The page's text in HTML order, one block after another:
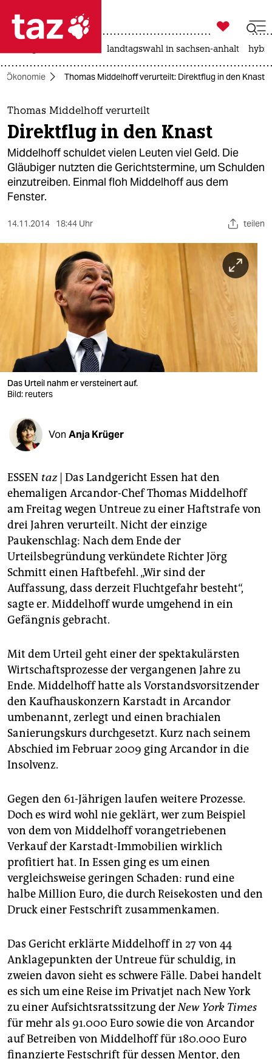
 taz zahl ich
taz zahl ich
themen
politik
öko
gesellschaft
kultur
sport
berlin
wahrheit
verlag
verlag
shop
fragen & hilfe
unterstützen
abo
genossenschaft
epaper login

taz zahl ich
landtagswahl in sachsen-anhalt
Ökonomie Thomas Middelhoff verurteilt: Direktflug in den Knast
Thomas Middelhoff verurteilt
Direktflug in den Knast
Middelhoff schuldet vielen Leuten viel Geld. Die
Gläubiger nutzten die Gerichtstermine, um Schulden
einzutreiben. Einmal floh Middelhoff aus dem
Fenster.
14.11.2014 18:44 Uhr teilen
Das Urteil nahm er versteinert auf.
Bild: reuters
Von Anja Krüger
ESSEN taz| Das Landgericht Essen hat den
ehemaligen Arcandor-Chef Thomas Middelhoff
am Freitag wegen Untreue zu einer Haftstrafe von
drei Jahren verurteilt. Nicht der einzige
Paukenschlag: Nach dem Ende der
Urteilsbegründung verkündete Richter Jörg
Schmitt einen Haftbefehl. „Wir sind der
Auffassung, dass derzeit Fluchtgefahr besteht“,
sagte er. Middelhoff wurde umgehend in ein
Gefängnis gebracht.
Mit dem Urteil geht einer der spektakulärsten
Wirtschaftsprozesse der vergangenen Jahre zu
Ende. Middelhoff hatte als Vorstandsvorsitzender
den Kaufhauskonzern Karstadt in Arcandor
umbenannt, zerlegt und einen brachialen
Sanierungskurs durchgesetzt. Kurz nach seinem
Abschied im Februar 2009 ging Arcandor in die
Insolvenz.
Gegen den 61-Jährigen laufen weitere Prozesse.
Doch es wird wohl nie geklärt, wer zum Beispiel
von dem von Middelhoff vorangetriebenen
Verkauf der Karstadt-Immobilien wirklich
profitiert hat. In Essen ging es um einen
vergleichsweise geringen Schaden: rund eine
halbe Million Euro, die durch Reisekosten und den
Druck einer Festschrift zusammenkamen.
Das Gericht erklärte Middelhoff in 27 von 44
Anklagepunkten der Untreue für schuldig, in
zweien davon sieht es schwere Fälle. Dabei handelt
es sich um eine Reise im Privatjet nach New York
zu einer Aufsichtsratssitzung derNew York Times
für mehr als 91.000 Euro sowie die von Arcandor
auf Betreiben von Middelhoff für 180.000 Euro
finanzierte Festschrift für dessen Mentor, den